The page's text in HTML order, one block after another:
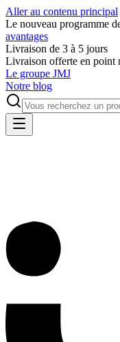
Aller au contenu principal
Le nouveau programme
avantages
Livraison de 3 à 5 jours
Livraison offerte en point
Le groupe JMJ
Notre blog